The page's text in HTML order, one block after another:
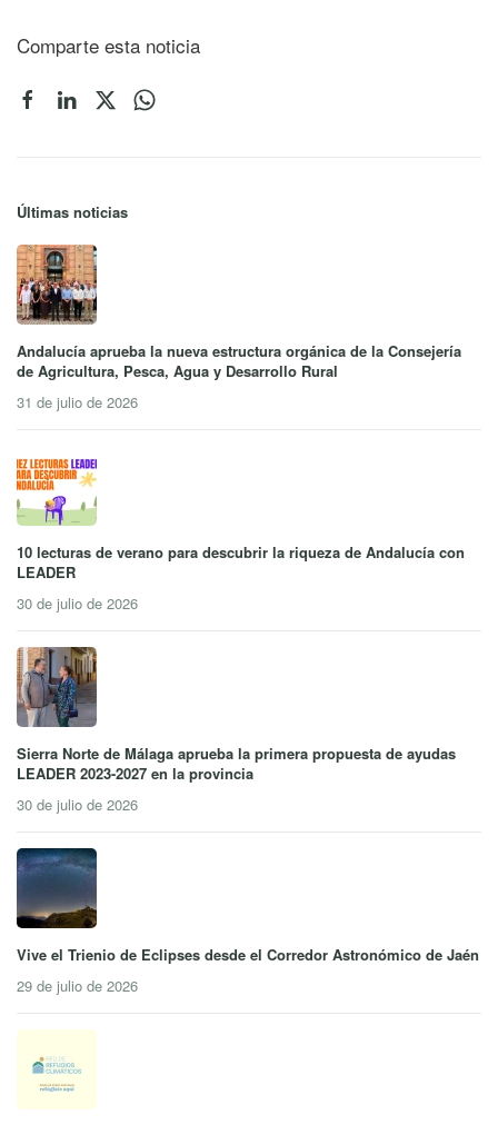
Comparte esta noticia
Últimas noticias
Andalucía aprueba la nueva estructura orgánica de la Consejería
de Agricultura, Pesca, Agua y Desarrollo Rural
31 de julio de 2026
10 lecturas de verano para descubrir la riqueza de Andalucía con
LEADER
30 de julio de 2026
Sierra Norte de Málaga aprueba la primera propuesta de ayudas
LEADER 2023-2027 en la provincia
30 de julio de 2026
Vive el Trienio de Eclipses desde el Corredor Astronómico de Jaén
29 de julio de 2026